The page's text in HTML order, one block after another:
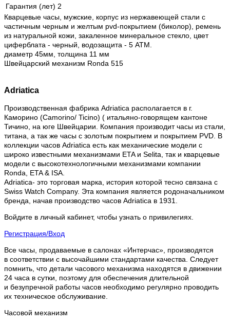
Гарантия (лет) 2
Кварцевые часы, мужские, корпус из нержавеющей стали с
частичным черным и желтым pvd-покрытием (биколор), ремень
из натуральной кожи, закаленное минеральное стекло, цвет
циферблата - черный, водозащита - 5 АТМ.
диаметр 45мм, толщина 11 мм
Швейцарский механизм Ronda 515
Adriatica
Производственная фабрика Adriatica располагается в г.
Каморино (Camorino/ Ticino) ( итальяно-говорящем кантоне
Тичино, на юге Швейцарии. Компания производит часы из стали,
титана, а так же часы с золотым покрытием и покрытием PVD. В
коллекции часов Adriatica есть как механические модели с
широко известными механизмами ETA и Selita, так и кварцевые
модели с высокотехнологичными механизмами компании
Ronda, ETA & ISA.
Adriatica- это торговая марка, история которой тесно связана с
Swiss Watch Company. Эта компания является родоначальником
бренда, начав производство часов Adriatica в 1931.
Войдите в личный кабинет, чтобы узнать о привилегиях.
Регистрация/Вход
Все часы, продаваемые в салонах «Интерчас», производятся
в соответствии с высочайшими стандартами качества. Следует
помнить, что детали часового механизма находятся в движении
24 часа в сутки, поэтому для обеспечения длительной
и безупречной работы часов необходимо регулярно проводить
их техническое обслуживание.
Часовой механизм